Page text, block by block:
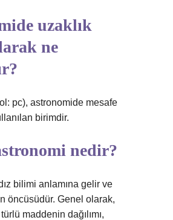
uzaklık
ne
pc), astronomide mesafe
birimdir.
nedir?
bilimi anlamına gelir ve
öncüsüdür. Genel olarak,
maddenin dağılımı,